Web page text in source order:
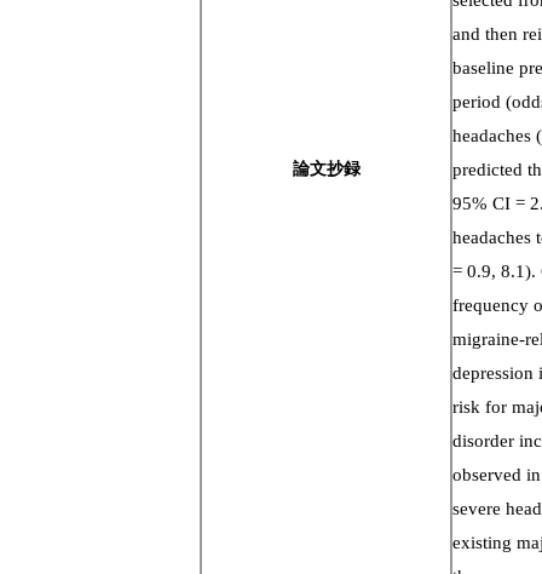
論文抄録
and then
baseline
period
headaches
predicted
95% CI =
headaches
= 0.9, 8.1).
frequency
migraine-
depression
risk for
disorder
observed
severe
existing